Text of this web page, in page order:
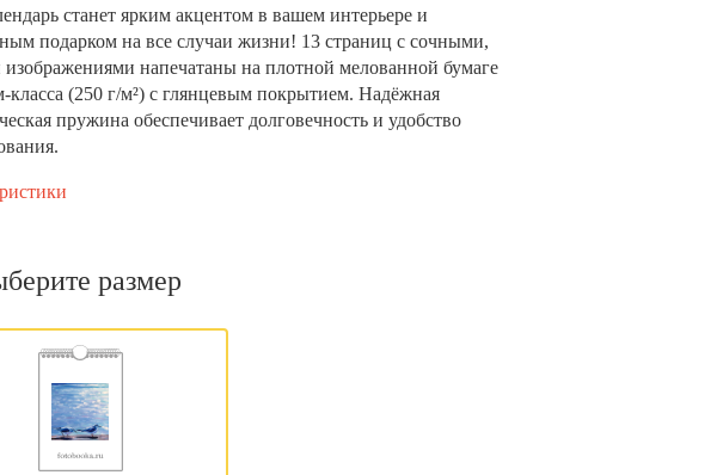
станет ярким акцентом в вашем интерьере и
подарком на все случаи жизни! 13 страниц с сочными,
напечатаны на плотной мелованной бумаге
класса (250 г/м²) с глянцевым покрытием. Надёжная
пружина обеспечивает долговечность и удобство
размер